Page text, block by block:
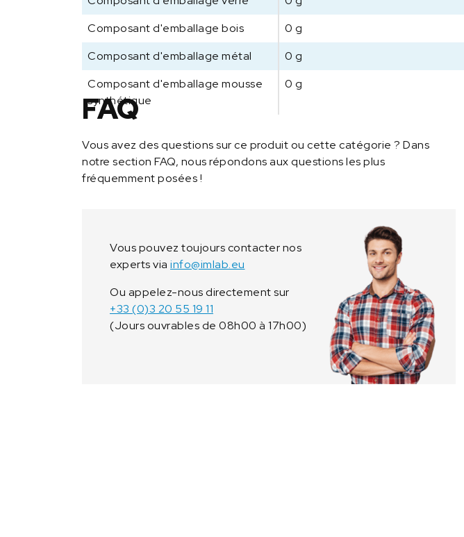
Composant d'emballage bois
0 g
Composant d'emballage métal
0 g
Composant d'emballage mousse
synthétique
0 g
FAQ
Vous avez des questions sur ce produit ou cette catégorie ? Dans
notre section FAQ, nous répondons aux questions les plus
fréquemment posées !
Vous pouvez toujours contacter nos
experts via info@imlab.eu
Ou appelez-nous directement sur
+33 (0)3 20 55 19 11
(Jours ouvrables de 08h00 à 17h00)